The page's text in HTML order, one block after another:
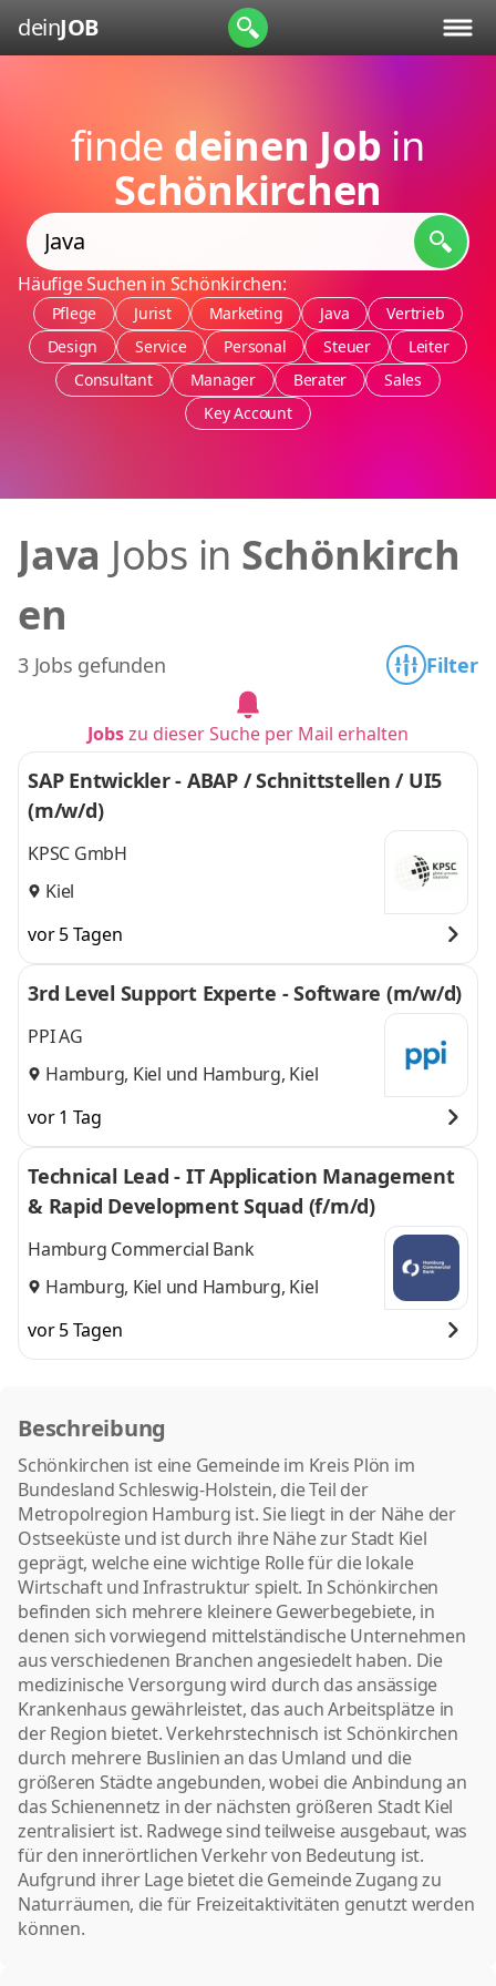
deinJOB
finde deinen Job in
Schönkirchen
Häufige Suchen in Schönkirchen:
Pflege Jurist Marketing Java
Vertrieb
Design
Service Personal Steuer
Leiter
Consultant
Manager Berater
Sales
Key Account
Java Jobs in Schönkirch
en
3 Jobs gefunden Filter
Jobszu dieser Suche per Mail erhalten
SAP Entwickler - ABAP / Schnittstellen / UI5
(m/w/d)
KPSC GmbH
Kiel
vor 5 Tagen
3rd Level Support Experte - Software (m/w/d)
PPI AG
Hamburg, Kiel und Hamburg, Kiel
vor 1 Tag
Technical Lead - IT Application Management
& Rapid Development Squad (f/m/d)
Hamburg Commercial Bank
Hamburg, Kiel und Hamburg, Kiel
vor 5 Tagen
Beschreibung
Schönkirchen ist eine Gemeinde im Kreis Plön im
Bundesland Schleswig-Holstein, die Teil der
Metropolregion Hamburg ist. Sie liegt in der Nähe der
Ostseeküste und ist durch ihre Nähe zur Stadt Kiel
geprägt, welche eine wichtige Rolle für die lokale
Wirtschaft und Infrastruktur spielt. In Schönkirchen
befinden sich mehrere kleinere Gewerbegebiete, in
denen sich vorwiegend mittelständische Unternehmen
aus verschiedenen Branchen angesiedelt haben. Die
medizinische Versorgung wird durch das ansässige
Krankenhaus gewährleistet, das auch Arbeitsplätze in
der Region bietet. Verkehrstechnisch ist Schönkirchen
durch mehrere Buslinien an das Umland und die
größeren Städte angebunden, wobei die Anbindung an
das Schienennetz in der nächsten größeren Stadt Kiel
zentralisiert ist. Radwege sind teilweise ausgebaut, was
für den innerörtlichen Verkehr von Bedeutung ist.
Aufgrund ihrer Lage bietet die Gemeinde Zugang zu
Naturräumen, die für Freizeitaktivitäten genutzt werden
können.